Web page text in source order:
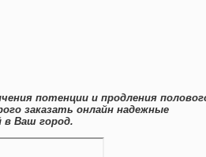
потенции и продления
заказать онлайн надежные
в Ваш город.